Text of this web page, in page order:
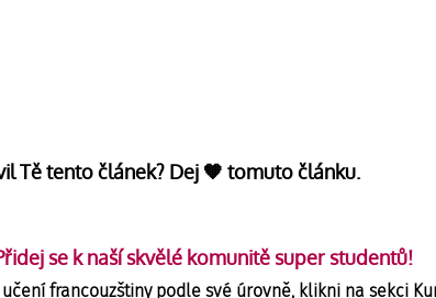
Tě tento článek? Dej 🧡 tomuto článku.
se k naší skvělé komunitě super studentů!
francouzštiny podle své úrovně, klikni na sekci